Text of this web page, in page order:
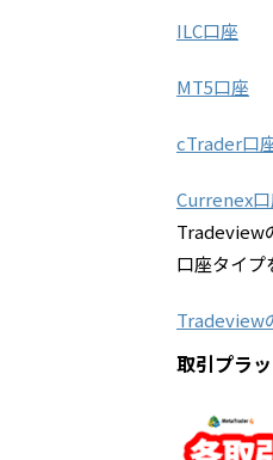
ILC口座
MT5口座
cTrader口
Currenex
Tradeview
口座タイプ
Tradeview
取引プラ